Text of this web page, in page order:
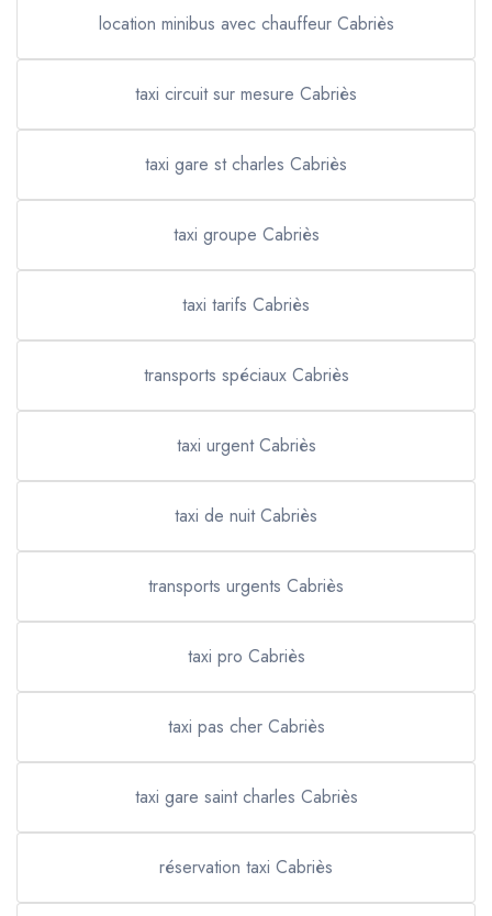
location minibus avec chauffeur Cabriès
taxi circuit sur mesure Cabriès
taxi gare st charles Cabriès
taxi groupe Cabriès
taxi tarifs Cabriès
transports spéciaux Cabriès
taxi urgent Cabriès
taxi de nuit Cabriès
transports urgents Cabriès
taxi pro Cabriès
taxi pas cher Cabriès
taxi gare saint charles Cabriès
réservation taxi Cabriès